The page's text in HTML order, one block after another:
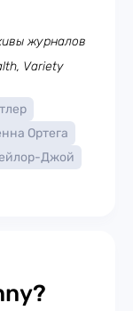
журналов
Variety
Ортега
Джой